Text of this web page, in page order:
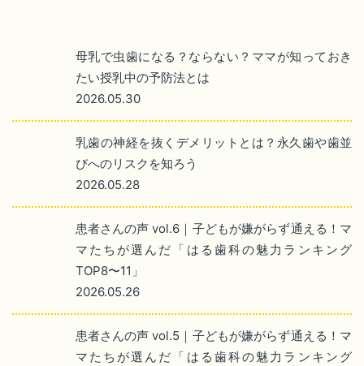
母乳で虫歯になる？ならない？ママが知っておき
たい授乳中の予防法とは
2026.05.30
乳歯の神経を抜くデメリットとは？永久歯や歯並
びへのリスクを知ろう
2026.05.28
患者さんの声 vol.6｜子どもが嫌がらず通える！マ
マたちが選んだ「はる歯科の魅力ランキング
TOP8〜11」
2026.05.26
患者さんの声 vol.5｜子どもが嫌がらず通える！マ
マたちが選んだ「はる歯科の魅力ランキング